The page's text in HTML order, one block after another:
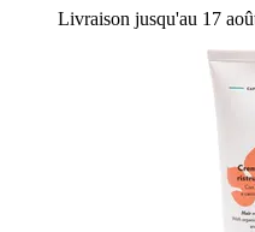
Livraison jusqu'au 17